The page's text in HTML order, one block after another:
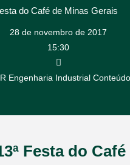
do Café de Minas Gerais
28 de novembro de 2017
15:30
Engenharia Industrial Conteúdo
Festa do Café